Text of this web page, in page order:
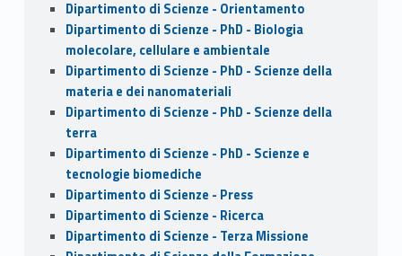
Dipartimento di Scienze - Orientamento
Dipartimento di Scienze - PhD - Biologia
molecolare, cellulare e ambientale
Dipartimento di Scienze - PhD - Scienze della
materia e dei nanomateriali
Dipartimento di Scienze - PhD - Scienze della
terra
Dipartimento di Scienze - PhD - Scienze e
tecnologie biomediche
Dipartimento di Scienze - Press
Dipartimento di Scienze - Ricerca
Dipartimento di Scienze - Terza Missione